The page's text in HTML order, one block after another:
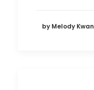
by Melody Kwan